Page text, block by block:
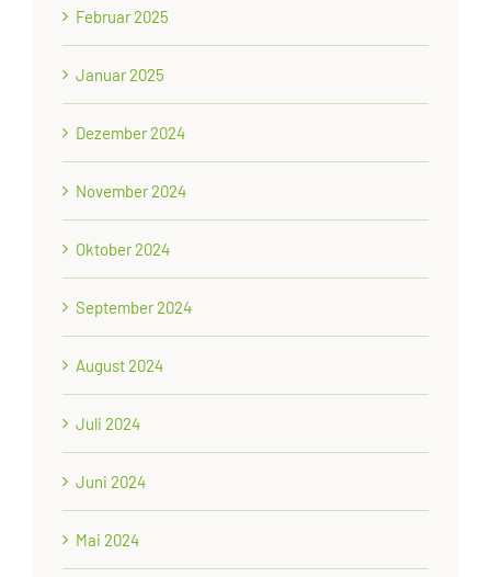
Februar 2025
Januar 2025
Dezember 2024
November 2024
Oktober 2024
September 2024
August 2024
Juli 2024
Juni 2024
Mai 2024